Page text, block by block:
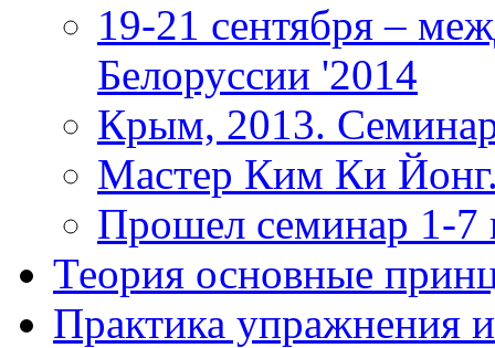
19-21 сентября –
Белоруссии '2014
Крым, 2013.
Мастер Ким Ки
Прошел семинар 1-7
Теория основные
Практика упражнения